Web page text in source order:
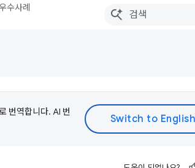
수사례
번역합니다. AI 번